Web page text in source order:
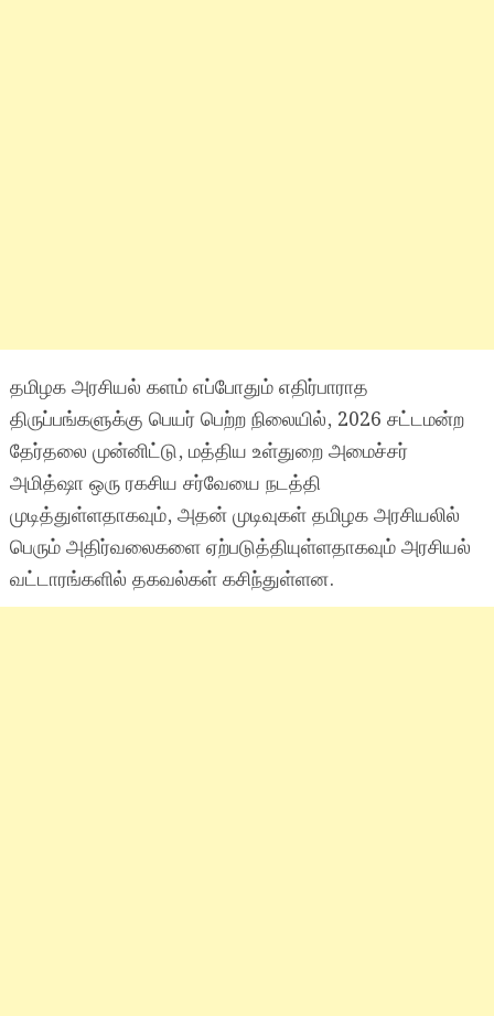
தமிழக அரசியல் களம் எப்போதும் எதிர்பாராத
திருப்பங்களுக்கு பெயர் பெற்ற நிலையில், 2026 சட்டமன்ற
தேர்தலை முன்னிட்டு, மத்திய உள்துறை அமைச்சர்
அமித்ஷா ஒரு ரகசிய சர்வேயை நடத்தி
முடித்துள்ளதாகவும், அதன் முடிவுகள் தமிழக அரசியலில்
பெரும் அதிர்வலைகளை ஏற்படுத்தியுள்ளதாகவும் அரசியல்
வட்டாரங்களில் தகவல்கள் கசிந்துள்ளன.